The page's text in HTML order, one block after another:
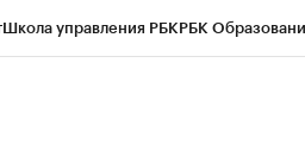
Школа управления РБКРБК